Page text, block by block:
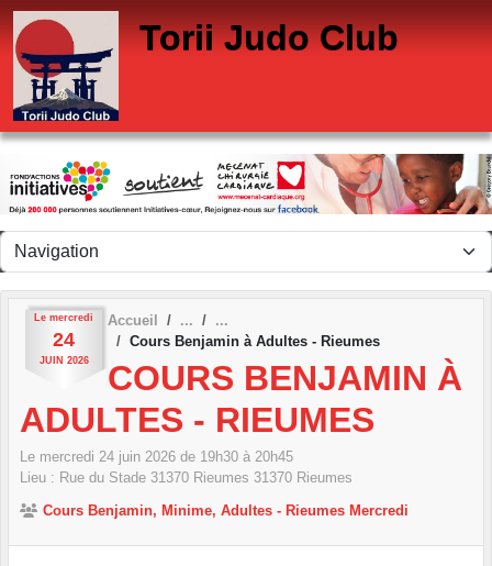
Torii Judo Club
Le mercredi
24
JUIN 2026
Accueil
Cours Benjamin à Adultes - Rieumes
COURS BENJAMIN À
ADULTES - RIEUMES
Le mercredi 24 juin 2026 de 19h30 à 20h45
Lieu : Rue du Stade 31370 Rieumes 31370 Rieumes
Cours Benjamin, Minime, Adultes - Rieumes Mercredi
Panneau de gestion des cookies